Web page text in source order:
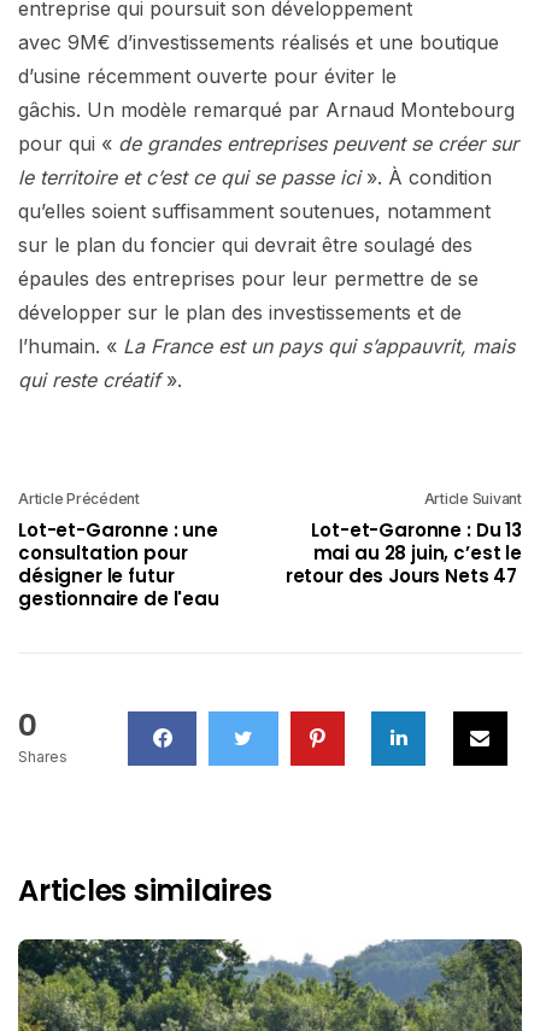
entreprise qui poursuit son développement
avec 9M€ d’investissements réalisés et une boutique
d’usine récemment ouverte pour éviter le
gâchis. Un modèle remarqué par Arnaud Montebourg
pour qui « de grandes entreprises peuvent se créer sur
le territoire et c’est ce qui se passe ici ». À condition
qu’elles soient suffisamment soutenues, notamment
sur le plan du foncier qui devrait être soulagé des
épaules des entreprises pour leur permettre de se
développer sur le plan des investissements et de
l’humain. « La France est un pays qui s’appauvrit, mais
qui reste créatif».
Article Précédent
Lot-et-Garonne : une
consultation pour
désigner le futur
gestionnaire de l'eau
Article Suivant
Lot-et-Garonne : Du 13
mai au 28 juin, c’est le
retour des Jours Nets 47
0
Shares
Articles similaires